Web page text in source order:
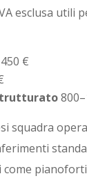
esclusa utili
€
squadra